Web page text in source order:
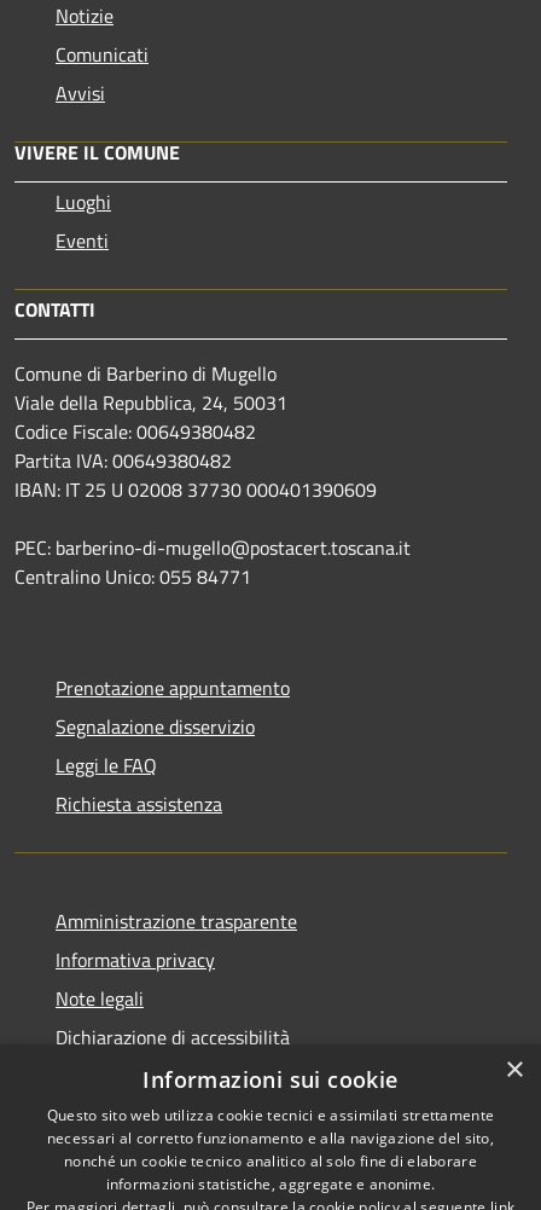
Notizie
Comunicati
Avvisi
VIVERE IL COMUNE
Luoghi
Eventi
CONTATTI
Comune di Barberino di Mugello
Viale della Repubblica, 24, 50031
Codice Fiscale: 00649380482
Partita IVA: 00649380482
IBAN: IT 25 U 02008 37730 000401390609
PEC: barberino-di-mugello@postacert.toscana.it
Centralino Unico: 055 84771
Prenotazione appuntamento
Segnalazione disservizio
Leggi le FAQ
Richiesta assistenza
Amministrazione trasparente
Informativa privacy
Note legali
Dichiarazione di accessibilità
Accessibilità
Copyright © 2026 • Comune di
Barberino di Mugello •
×
Informazioni sui cookie
Questo sito web utilizza cookie tecnici e assimilati strettamente
necessari al corretto funzionamento e alla navigazione del sito,
nonché un cookie tecnico analitico al solo fine di elaborare
informazioni statistiche, aggregate e anonime.